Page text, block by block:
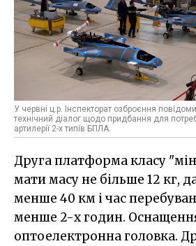
У червні ц.р. Інспекторат озброєння
технічний діалог щодо придбання для потреб
артилерії 2-х типів БПЛА.
Друга платформа класу
мати масу не більше 12 кг,
менше 40 км і час
менше 2-х годин.
оптоелектронна головка.